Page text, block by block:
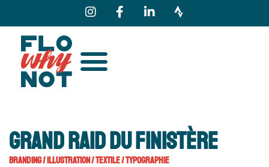
GRAND RAID DU FINISTÈRE
BRANDING/ILLUSTRATION/TEXTILE/TYPOGRAPHIE